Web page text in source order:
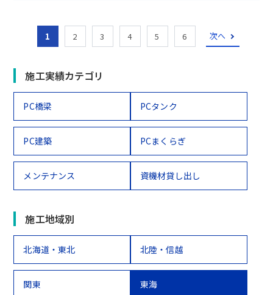
1 2 3 4 5 6 次へ
施工実績カテゴリ
PC橋梁 PCタンク
PC建築 PCまくらぎ
メンテナンス 資機材貸し出し
施工地域別
北海道・東北 北陸・信越
関東 東海